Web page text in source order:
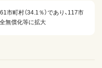
市町村（34.1％）であり、117市
無償化等に拡大